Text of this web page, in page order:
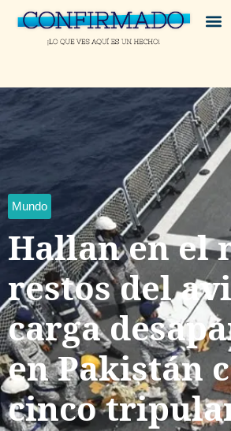
Mundo
Hallan en el
restos del
carga
en Pakistán
cinco